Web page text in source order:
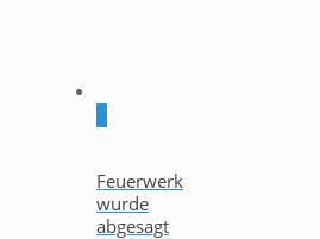
Feuerwerk
wurde
abgesagt